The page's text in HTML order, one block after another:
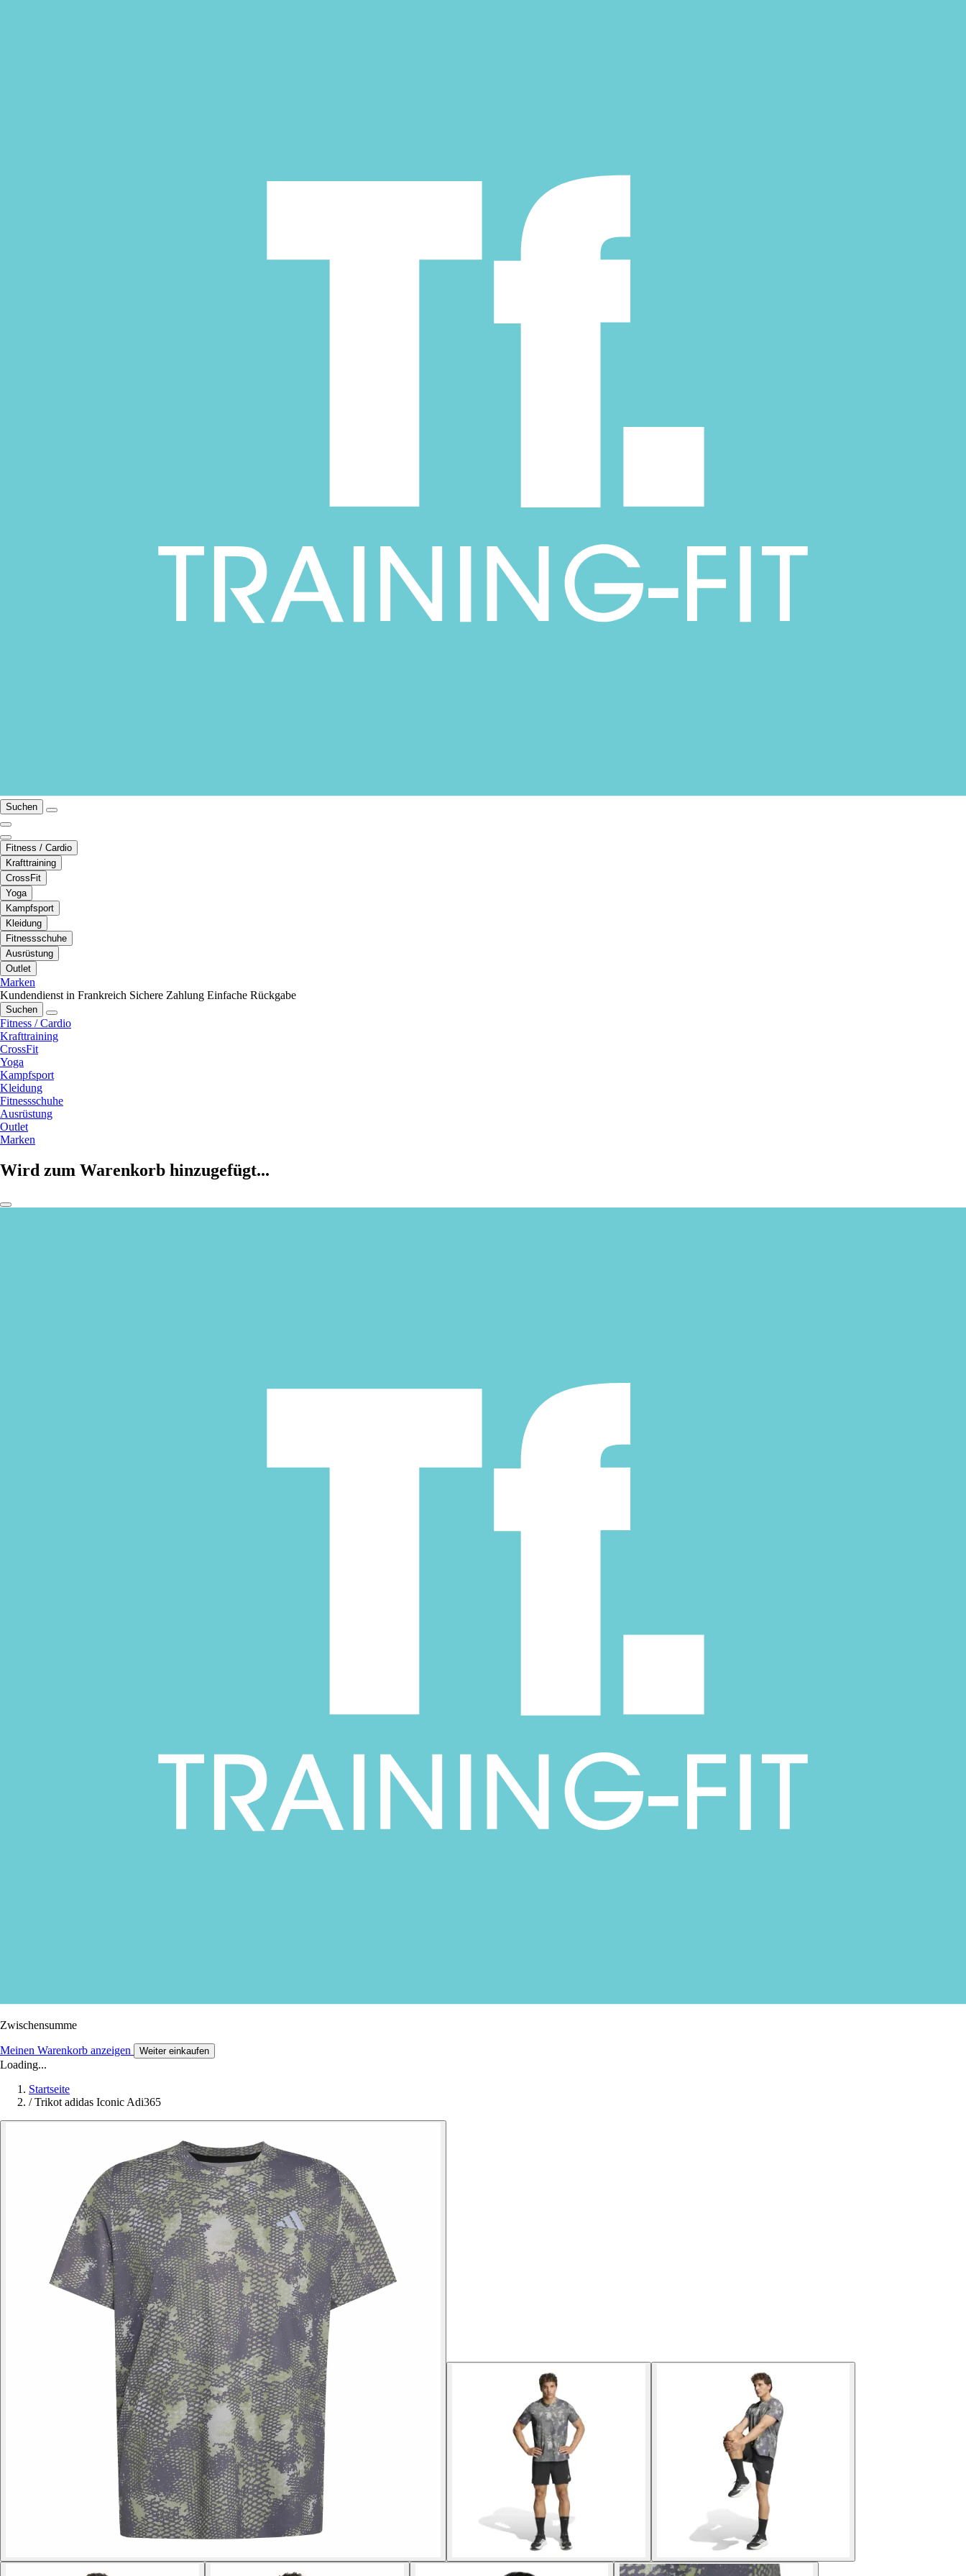
Suchen
Fitness / Cardio
Krafttraining
CrossFit
Yoga
Kampfsport
Kleidung
Fitnessschuhe
Ausrüstung
Outlet
Marken
Kundendienst in Frankreich Sichere Zahlung Einfache Rückgabe
Suchen
Fitness / Cardio
Krafttraining
CrossFit
Yoga
Kampfsport
Kleidung
Fitnessschuhe
Ausrüstung
Outlet
Marken
Wird zum Warenkorb hinzugefügt...
Zwischensumme
Meinen Warenkorb anzeigen Weiter einkaufen
Loading...
Startseite
/ Trikot adidas Iconic Adi365